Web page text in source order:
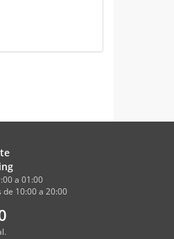
a 01:00
10:00 a 20:00